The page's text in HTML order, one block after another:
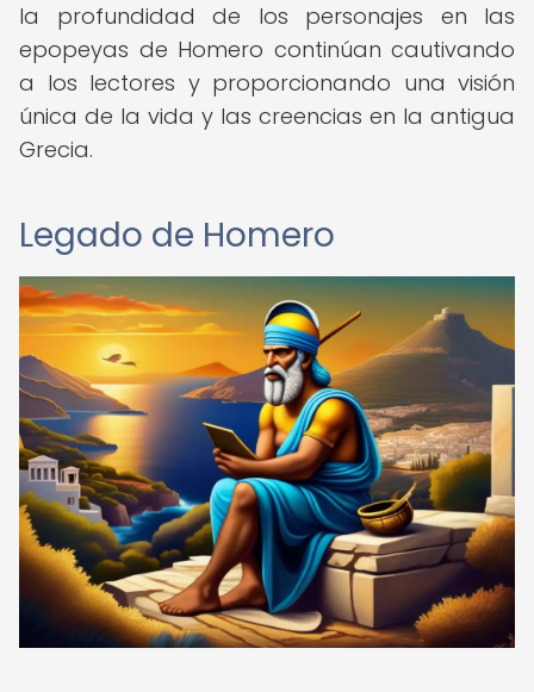
la profundidad de los personajes en las
epopeyas de Homero continúan cautivando
a los lectores y proporcionando una visión
única de la vida y las creencias en la antigua
Grecia.
Legado de Homero